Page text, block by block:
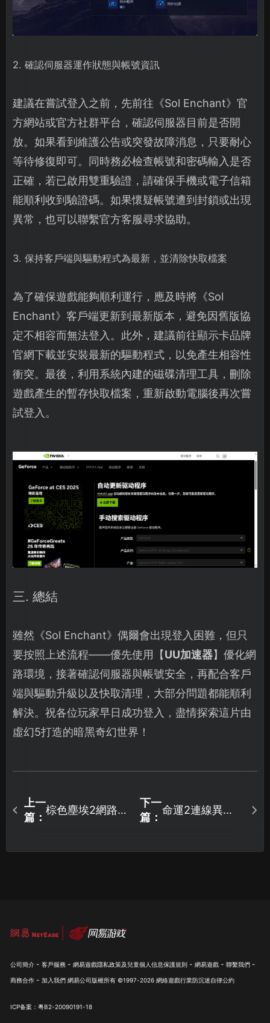
2. 確認伺服器運作狀態與帳號資訊
建議在嘗試登入之前，先前往《Sol Enchant》官
方網站或官方社群平台，確認伺服器目前是否開
放。如果看到維護公告或突發故障消息，只要耐心
等待修復即可。同時務必檢查帳號和密碼輸入是否
正確，若已啟用雙重驗證，請確保手機或電子信箱
能順利收到驗證碼。如果懷疑帳號遭到封鎖或出現
異常，也可以聯繫官方客服尋求協助。
3. 保持客戶端與驅動程式為最新，並清除快取檔案
為了確保遊戲能夠順利運行，應及時將《Sol
Enchant》客戶端更新到最新版本，避免因舊版協
定不相容而無法登入。此外，建議前往顯示卡品牌
官網下載並安裝最新的驅動程式，以免產生相容性
衝突。最後，利用系統內建的磁碟清理工具，刪除
遊戲產生的暫存快取檔案，重新啟動電腦後再次嘗
試登入。
三. 總結
雖然《Sol Enchant》偶爾會出現登入困難，但只
要按照上述流程——優先使用【UU加速器】優化網
路環境，接著確認伺服器與帳號安全，再配合客戶
端與驅動升級以及快取清理，大部分問題都能順利
解決。祝各位玩家早日成功登入，盡情探索這片由
虛幻5打造的暗黑奇幻世界！
上一
篇：
棕色塵埃2網路錯
析與快速解決方
下一
篇：
命運2連線異
公司簡介 - 客戶服務 - 網易遊戲隱私政策及兒童個人信息保護規則 - 網易遊戲 - 聯繫我們 -
商務合作 - 加入我們 網易公司版權所有 ©1997-2026 網絡遊戲行業防沉迷自律公約
ICP备案：粤B2-20090191-18